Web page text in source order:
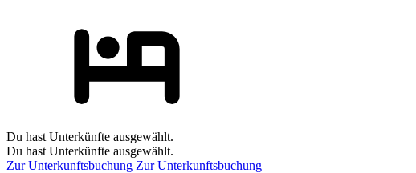
Du hast Unterkünfte ausgewählt.
Du hast Unterkünfte ausgewählt.
Zur Unterkunftsbuchung Zur Unterkunftsbuchung